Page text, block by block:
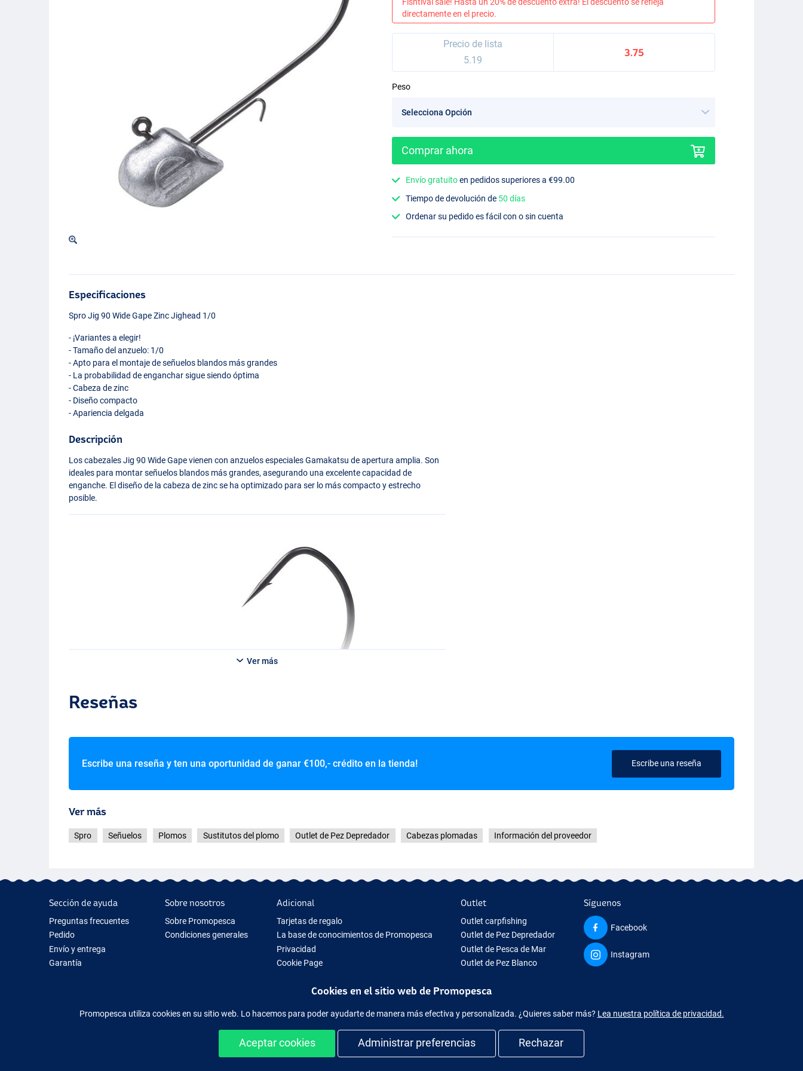
directamente en el precio.
Precio de lista
5.19
3.75
Peso
Comprar ahora
Envío gratuitoen pedidos superiores a €99.00
Tiempo de devolución de 50 días
Ordenar su pedido es fácil con o sin cuenta
Especificaciones
Spro Jig 90 Wide Gape Zinc Jighead 1/0
- ¡Variantes a elegir!
- Tamaño del anzuelo: 1/0
- Apto para el montaje de señuelos blandos más grandes
- La probabilidad de enganchar sigue siendo óptima
- Cabeza de zinc
- Diseño compacto
- Apariencia delgada
Descripción
Los cabezales Jig 90 Wide Gape vienen con anzuelos especiales Gamakatsu de apertura amplia. Son
ideales para montar señuelos blandos más grandes, asegurando una excelente capacidad de
enganche. El diseño de la cabeza de zinc se ha optimizado para ser lo más compacto y estrecho
posible.
Ver más
Reseñas
Escribe una reseña y ten una oportunidad de ganar €100,- crédito en la tienda! Escribe una reseña
Ver más
Spro Señuelos Plomos Sustitutos del plomo Outlet de Pez Depredador Cabezas plomadas Información del proveedor
Sección de ayuda
Preguntas frecuentes
Pedido
Envío y entrega
Garantía
Sobre nosotros
Sobre Promopesca
Condiciones generales
Adicional
Tarjetas de regalo
La base de conocimientos de Promopesca
Privacidad
Cookie Page
Nuevo Material de Pesca
Outlet
Outlet carpfishing
Outlet de Pez Depredador
Outlet de Pesca de Mar
Outlet de Pez Blanco
Síguenos
Facebook
Instagram
Comprar de manera fácil y segura
Cookies en el sitio web de Promopesca
Promopesca utiliza cookies en su sitio web. Lo hacemos para poder ayudarte de manera más efectiva y personalizada. ¿Quieres saber más? Lea nuestra política de privacidad.
Aceptar cookies Administrar preferencias Rechazar